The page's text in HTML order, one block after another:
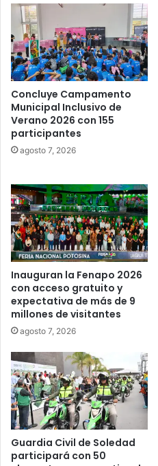
Concluye Campamento
Municipal Inclusivo de
Verano 2026 con 155
participantes
agosto 7, 2026
Inauguran la Fenapo 2026
con acceso gratuito y
expectativa de más de 9
millones de visitantes
agosto 7, 2026
Guardia Civil de Soledad
participará con 50